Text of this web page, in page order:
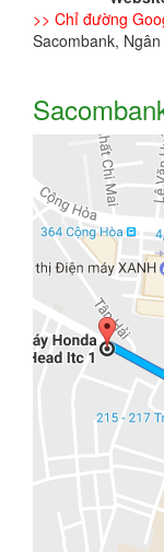
>> Chỉ đường
Sacombank,